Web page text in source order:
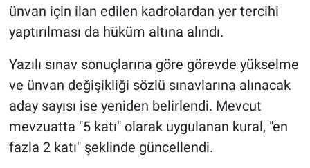
ünvan için ilan edilen kadrolardan yer tercihi
yaptırılması da hüküm altına alındı.
Yazılı sınav sonuçlarına göre görevde yükselme
ve ünvan değişikliği sözlü sınavlarına alınacak
aday sayısı ise yeniden belirlendi. Mevcut
mevzuatta "5 katı" olarak uygulanan kural, "en
fazla 2 katı" şeklinde güncellendi.